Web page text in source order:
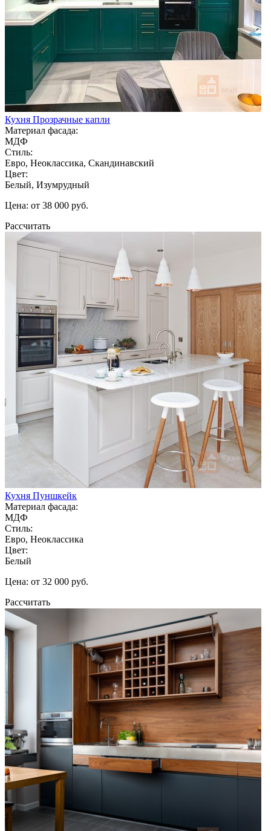
Кухня Прозрачные капли
Материал фасада:
МДФ
Стиль:
Евро, Неоклассика, Скандинавский
Цвет:
Белый, Изумрудный
Цена: от 38 000 руб.
Рассчитать
Кухня Пуншкейк
Материал фасада:
МДФ
Стиль:
Евро, Неоклассика
Цвет:
Белый
Цена: от 32 000 руб.
Рассчитать